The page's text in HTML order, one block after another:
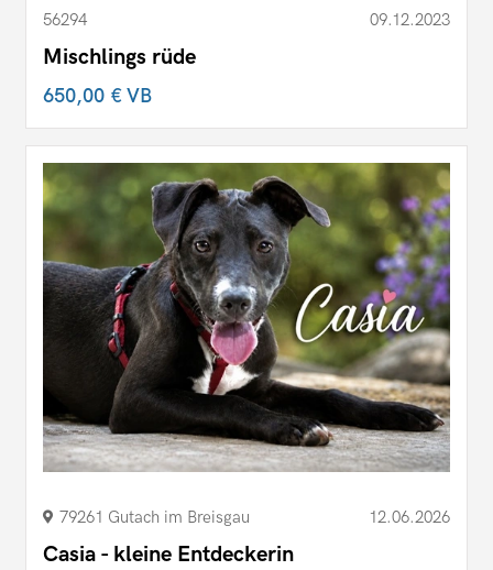
56294 09.12.2023
Mischlings rüde
650,00 €VB
79261 Gutach im Breisgau 12.06.2026
Casia - kleine Entdeckerin